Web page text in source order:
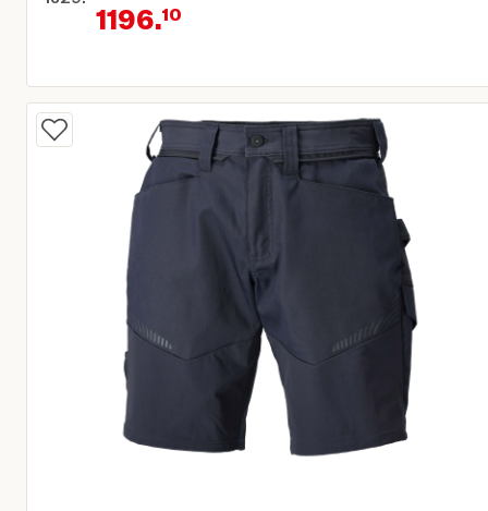
Oorspronkelijke prijs € 1.329,00
1196.10
Huidige prijs € 1.196,10